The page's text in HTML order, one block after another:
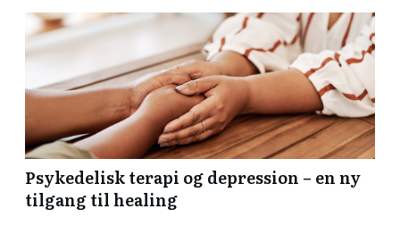
Psykedelisk terapi og depression – en ny
tilgang til healing